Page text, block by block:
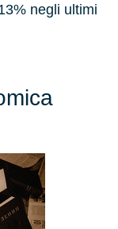
negli ultimi